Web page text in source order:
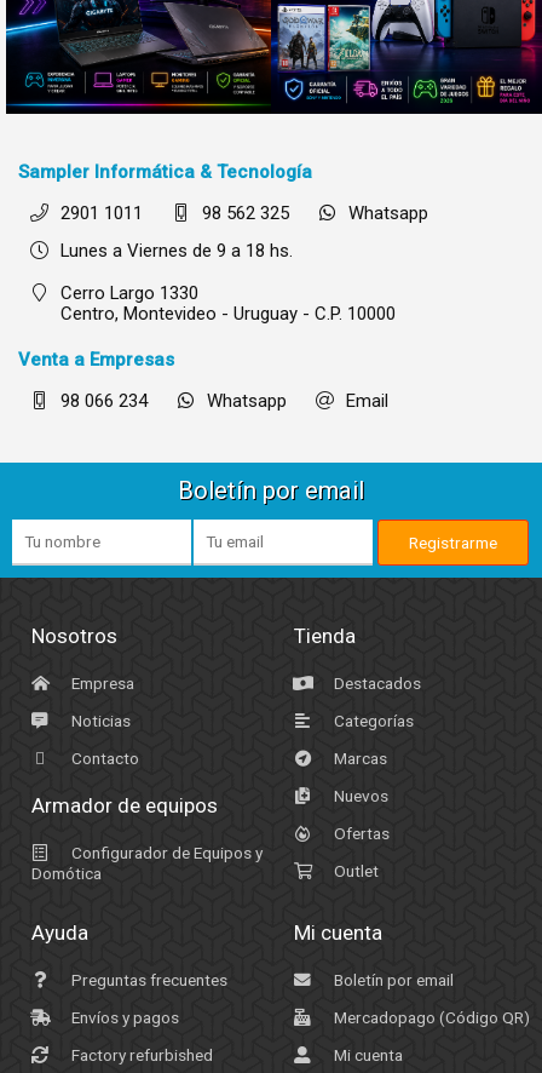
Sampler Informática & Tecnología
2901 1011
98 562 325
Whatsapp
Lunes a Viernes de 9 a 18 hs.
Cerro Largo 1330
Centro, Montevideo - Uruguay - C.P. 10000
Venta a Empresas
98 066 234
Whatsapp Email
Boletín por email
Nosotros
Empresa
Noticias
Contacto
Armador de equipos
Configurador de Equipos y
Domótica
Tienda
Destacados
Categorías
Marcas
Nuevos
Ofertas
Outlet
Ayuda
Preguntas frecuentes
Envíos y pagos
Factory refurbished
Mi cuenta
Boletín por email
Mercadopago (Código QR)
Mi cuenta